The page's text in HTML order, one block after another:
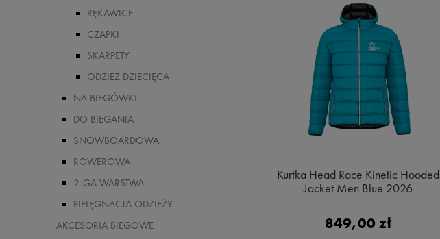
RĘKAWICE
CZAPKI
SKARPETY
ODZIEZ DZIECIĘCA
NA BIEGÓWKI
DO BIEGANIA
SNOWBOARDOWA
ROWEROWA
2-GA WARSTWA
PIELĘGNACJA ODZIEŻY
AKCESORIA BIEGOWE
Kurtka Head Race Kinetic Hooded
Jacket Men Blue 2026
849,00 zł